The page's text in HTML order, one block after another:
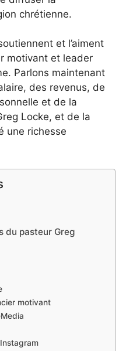
chrétienne.
et l’aiment
motivant et leader
Parlons maintenant
des revenus, de
et de la
Locke, et de la
une richesse
du pasteur Greg
motivant